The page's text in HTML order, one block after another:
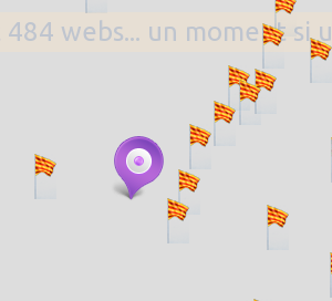
webs... un moment si